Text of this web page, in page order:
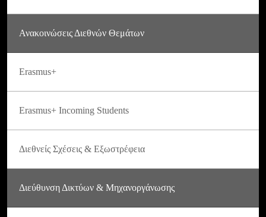
Ανακοινώσεις Διεθνών Θεμάτων
Erasmus+
Erasmus+ Incoming Students
Διεθνείς Σχέσεις & Εξωστρέφεια
Διεύθυνση Δικτύων & Μηχανοργάνωσης